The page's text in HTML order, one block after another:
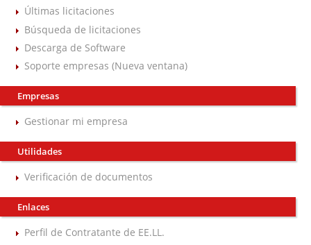
Últimas licitaciones
Búsqueda de licitaciones
Descarga de Software
Soporte empresas (Nueva ventana)
Empresas
Gestionar mi empresa
Utilidades
Verificación de documentos
Enlaces
Perfil de Contratante de EE.LL.